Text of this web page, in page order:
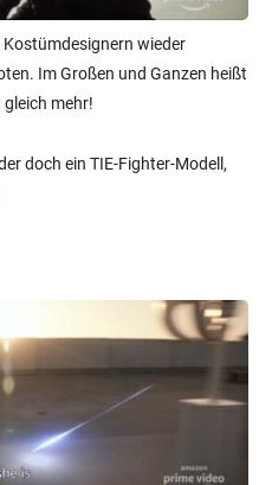
wieder
Im Großen und Ganzen heißt
mehr!
doch ein TIE-Fighter-Modell,